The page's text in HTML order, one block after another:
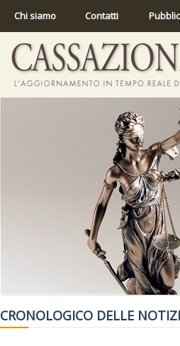
Chi siamo Contatti
CRONOLOGICO DELLE